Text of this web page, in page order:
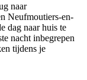
naar
Neufmoutiers-en-
dag naar huis te
nacht inbegrepen
tijdens je